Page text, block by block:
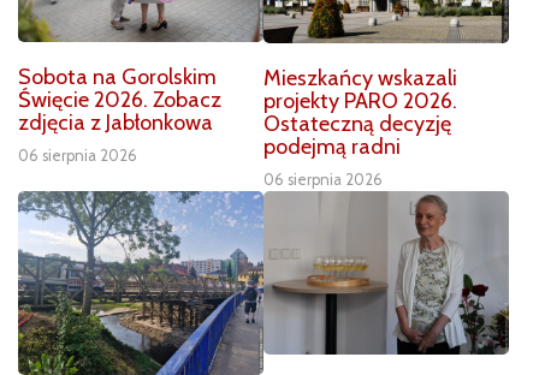
Sobota na Gorolskim
Święcie 2026. Zobacz
zdjęcia z Jabłonkowa
06 sierpnia 2026
Mieszkańcy wskazali
projekty PARO 2026.
Ostateczną decyzję
podejmą radni
06 sierpnia 2026